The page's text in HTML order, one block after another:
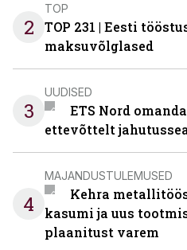
2
TOP
TOP 231 | Eesti
maksuvõlglased
3
UUDISED
ETS Nord
ettevõttelt
4
MAJANDUSTULEMUSED
Kehra
kasumi ja uus
plaanitust varem